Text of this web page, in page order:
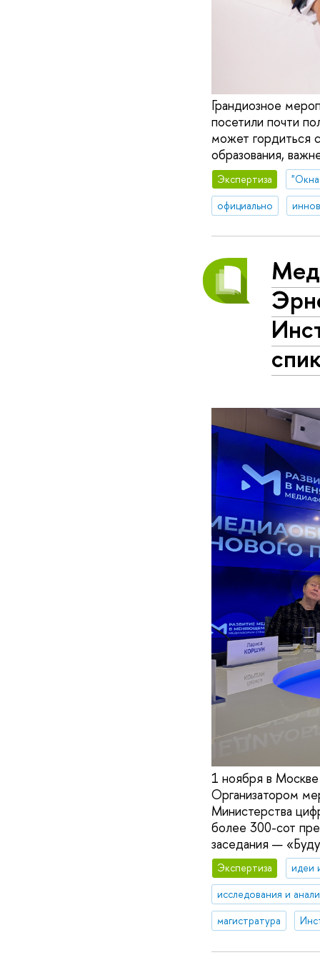
Грандиозное
посетили почти
может гордиться
образования,
Экспертиза
официально
1 ноября в
Организатором
Министерства
более 300-сот
заседания —
Экспертиза
идеи
исследования и
магистратура